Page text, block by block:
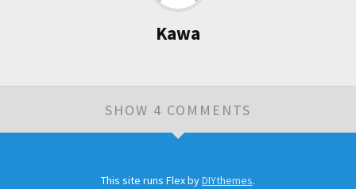
Kawa
SHOW 4 COMMENTS
Leave a CommentThis site runs Flex byDIYthemes.